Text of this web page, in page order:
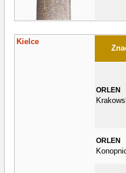
Kielce
ORLEN
ORLEN